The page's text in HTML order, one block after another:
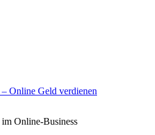
Online Geld verdienen
Online-Business